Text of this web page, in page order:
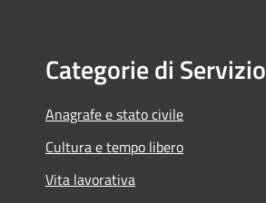
Categorie di Servizio
Anagrafe e stato civile
Cultura e tempo libero
Vita lavorativa